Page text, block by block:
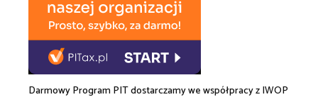
Darmowy Program PIT dostarczamy we współpracy zIWOP